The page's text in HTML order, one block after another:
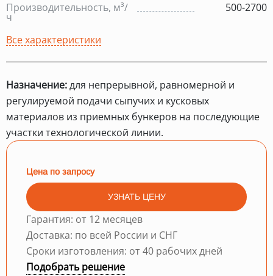
Производительность, м³/
ч
500-2700
Все характеристики
Назначение:для непрерывной, равномерной и
регулируемой подачи сыпучих и кусковых
материалов из приемных бункеров на последующие
участки технологической линии.
Цена по запросу
УЗНАТЬ ЦЕНУ
Гарантия: от 12 месяцев
Доставка: по всей России и СНГ
Сроки изготовления: от 40 рабочих дней
Подобрать решение